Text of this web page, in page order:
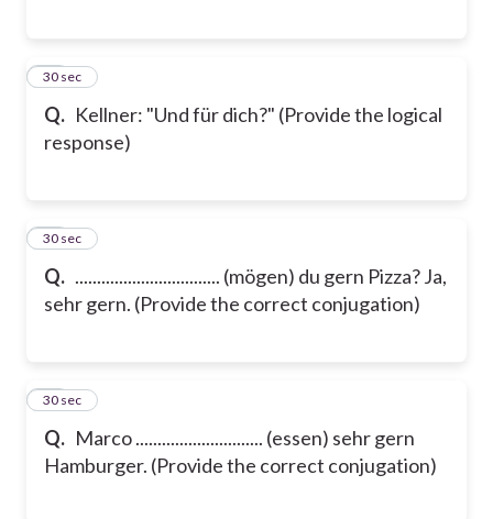
Q. Kellner: "Und für dich?" (Provide the logical
response)
16
30 sec
Q. ................................. (mögen) du gern Pizza? Ja,
sehr gern. (Provide the correct conjugation)
17
30 sec
Q. Marco ............................. (essen) sehr gern
Hamburger. (Provide the correct conjugation)
18
30 sec